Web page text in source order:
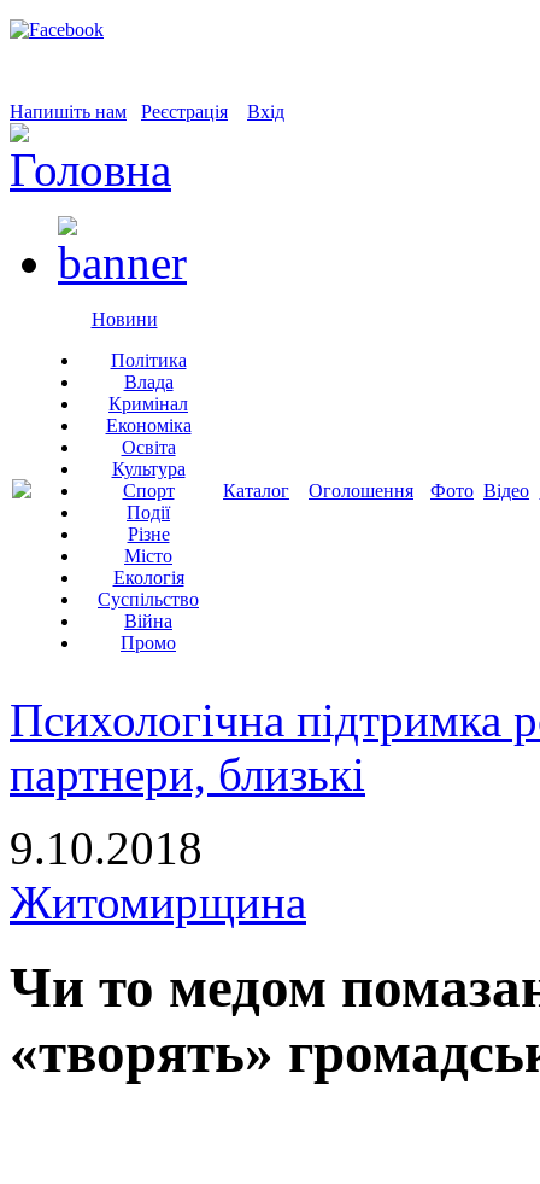
Напишіть нам Реєстрація Вхід
Новини
Політика
Влада
Кримінал
Економіка
Освіта
Культура
Спорт
Події
Різне
Місто
Екологія
Суспільство
Війна
Промо
Каталог Оголошення Фото Відео
Психологічна підтримка
партнери, близькі
9.10.2018
Житомирщина
Чи то медом
«творять»